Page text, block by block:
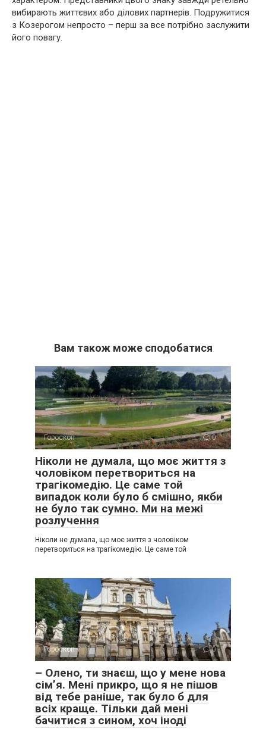
вибирають життєвих або ділових партнерів. Подружитися
з Козерогом непросто – перш за все потрібно заслужити
його повагу.
Вам також може сподобатися
Гороскоп 0
Ніколи не думала, що моє життя з
чоловіком перетвориться на
трагікомедію. Це саме той
випадок коли було б смішно, якби
не було так сумно. Ми на межі
розлучення
Ніколи не думала, що моє життя з чоловіком
перетвориться на трагікомедію. Це саме той
Гороскоп 0
– Олено, ти знаєш, що у мене нова
сім’я. Мені прикро, що я не пішов
від тебе раніше, так було б для
всіх краще. Тільки дай мені
бачитися з сином, хоч іноді